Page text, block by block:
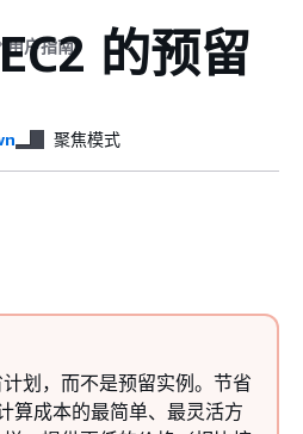
用户指南
的预留
聚焦模式
划，而不是预留实例。节省
算成本的最简单、最灵活方